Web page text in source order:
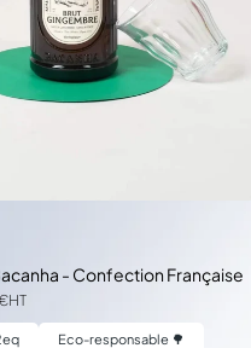
- Confection Française
HT
Eco-responsable 🌳